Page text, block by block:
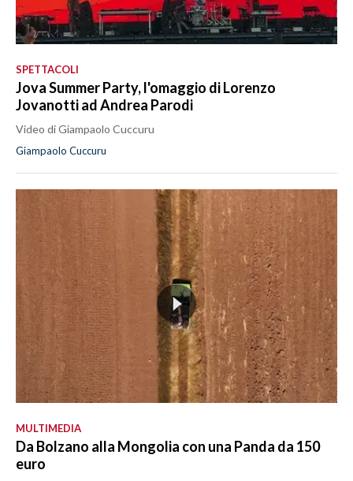
SPETTACOLI
Jova Summer Party, l'omaggio di Lorenzo
Jovanotti ad Andrea Parodi
Video di Giampaolo Cuccuru
Giampaolo Cuccuru
MULTIMEDIA
Da Bolzano alla Mongolia con una Panda da 150
euro